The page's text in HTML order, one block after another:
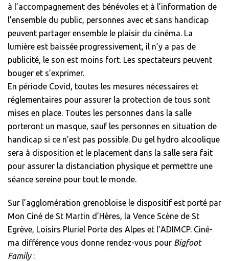
à l’accompagnement des bénévoles et à l’information de
l’ensemble du public, personnes avec et sans handicap
peuvent partager ensemble le plaisir du cinéma. La
lumière est baissée progressivement, il n’y a pas de
publicité, le son est moins fort. Les spectateurs peuvent
bouger et s’exprimer.
En période Covid, toutes les mesures nécessaires et
réglementaires pour assurer la protection de tous sont
mises en place. Toutes les personnes dans la salle
porteront un masque, sauf les personnes en situation de
handicap si ce n’est pas possible. Du gel hydro alcoolique
sera à disposition et le placement dans la salle sera fait
pour assurer la distanciation physique et permettre une
séance sereine pour tout le monde.
Sur l’agglomération grenobloise le dispositif est porté par
Mon Ciné de St Martin d’Hères, la Vence Scène de St
Egrève, Loisirs Pluriel Porte des Alpes et l’ADIMCP. Ciné-
ma différence vous donne rendez-vous pour Bigfoot
Family :